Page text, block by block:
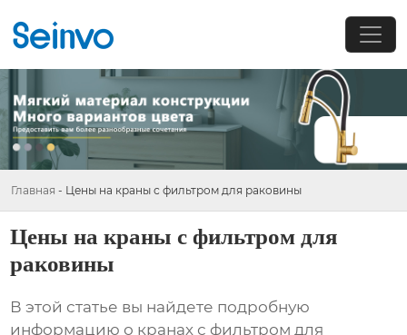
Главная - Цены на краны с фильтром для раковины
Цены на краны с фильтром для
раковины
В этой статье вы найдете подробную
информацию о кранах с фильтром для